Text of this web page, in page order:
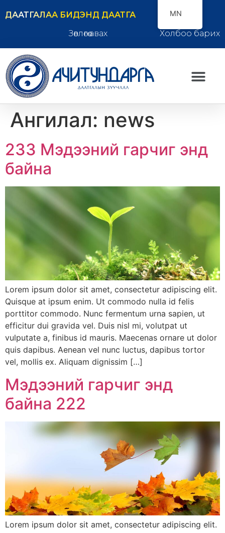
ДААТГАЛАА БИДЭНД ДААТГА
Зөвлөгөө авах
Холбоо барих
Ангилал: news
233 Мэдээний гарчиг энд
байна
Lorem ipsum dolor sit amet, consectetur adipiscing elit.
Quisque at ipsum enim. Ut commodo nulla id felis
porttitor commodo. Nunc fermentum urna sapien, ut
efficitur dui gravida vel. Duis nisl mi, volutpat ut
vulputate a, finibus id mauris. Maecenas ornare ut dolor
quis dapibus. Aenean vel nunc luctus, dapibus tortor
vel, mollis ex. Aliquam dignissim […]
Мэдээний гарчиг энд
байна 222
Lorem ipsum dolor sit amet, consectetur adipiscing elit.
MN